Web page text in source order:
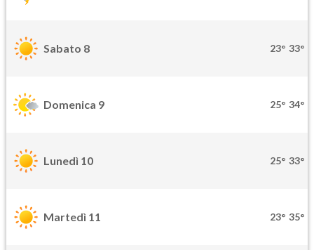
Sabato 8 23° 33°
Domenica 9 25° 34°
Lunedì 10 25° 33°
Martedì 11 23° 35°